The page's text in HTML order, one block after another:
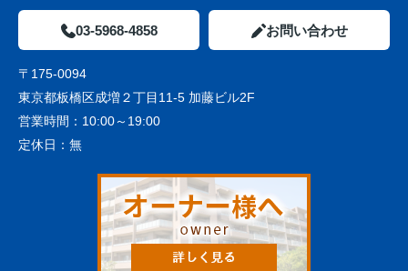
03-5968-4858 お問い合わせ
〒175-0094
東京都板橋区成増２丁目11-5 加藤ビル2F
営業時間： 10:00～19:00
定休日： 無